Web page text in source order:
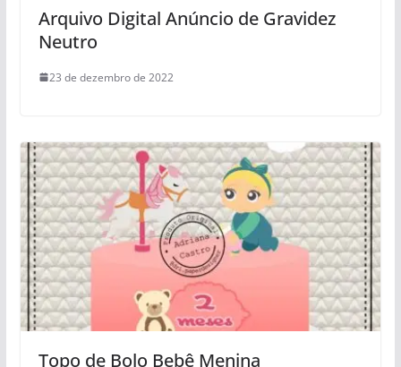
Arquivo Digital Anúncio de Gravidez
Neutro
23 de dezembro de 2022
Topo de Bolo Bebê Menina